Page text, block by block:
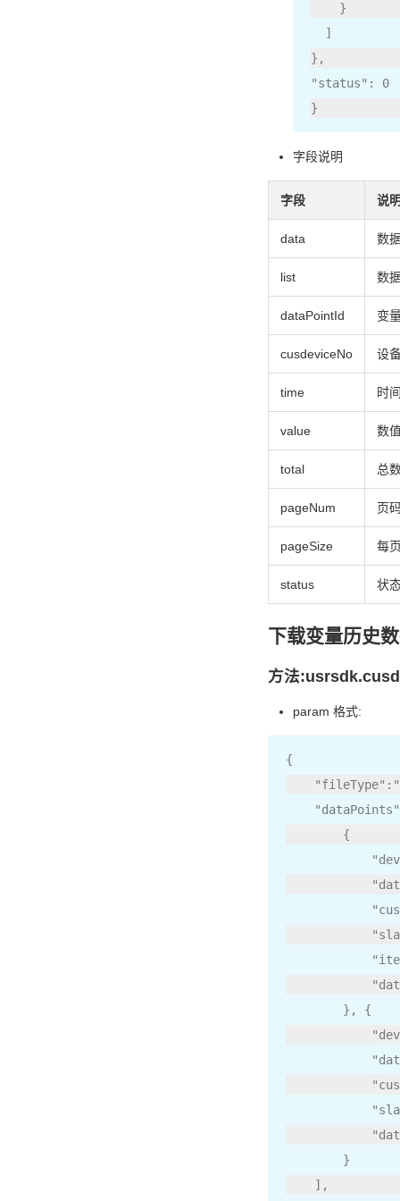
}
]
},
"status" :
0
}
字段说明
字段 说
data 数
list 数
dataPointId 变
cusdeviceNo 设
time 时
value 数
total 总
pageNum 页
pageSize 每
status 状
下载变量历史
方法
param 格式:
{
"fileType" :
"dataPoints"
{
},
{
}
],